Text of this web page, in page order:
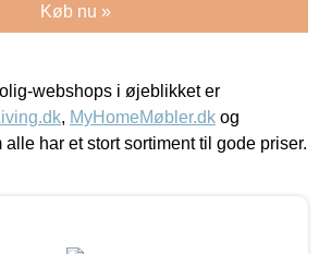
Køb nu »
webshops i øjeblikket er
, MyHomeMøbler.dk og
alle har et stort sortiment til gode priser.